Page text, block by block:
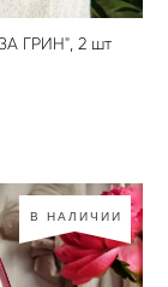
ГРИН", 2 шт
В НАЛИЧИИ